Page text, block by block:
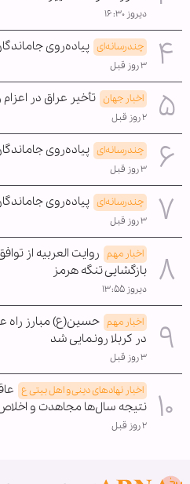
دیروز ۱۶:۳۰
چندرسانه‌ای پیاده‌روی
۳ روز قبل
اخبار جهان تأخیر عراق در اعزام
۲ روز قبل
چندرسانه‌ای پیاده‌روی
۳ روز قبل
چندرسانه‌ای پیاده‌روی
۳ روز قبل
اخبار مهم روایت العربیه از
بازگشایی تنگه هرمز
دیروز ۱۳:۵۵
اخبار مهم حسین(ع) مبارز راه
در کربلا رونمایی شد
۳ روز قبل
اخبار نهادهای دینی و اهل بیتی ع
نتیجه سال‌ها مجاهدت و
۲ روز قبل